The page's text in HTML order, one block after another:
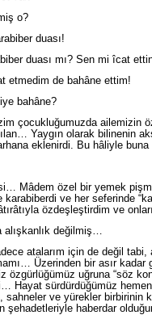
o?
duası!
duası mı? Sen mi îcat
etmedim de bahâne ettim!
bahâne?
çocukluğumuzda ailemizin
Yaygın olarak bilinenin
eklenirdi. Bu hâliyle
Mâdem özel bir yemek
karabiberdi ve her seferinde
özdeşleştirdim ve
alışkanlık değilmiş…
atalarım için de değil
Üzerinden bir asır kadar
özgürlüğümüz uğruna “söz
Hayat sürdürdüğümüz
sahneler ve yürekler birbirinin
şehadetleriyle haberdar